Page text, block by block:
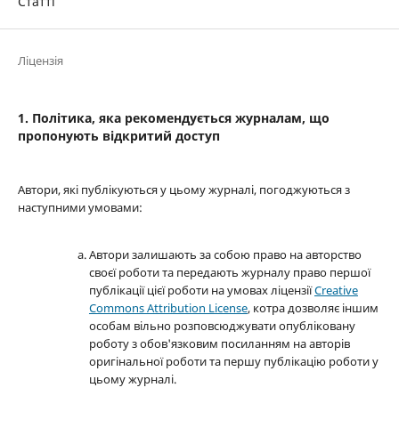
Ліцензія
1. Політика, яка рекомендується журналам, що
пропонують відкритий доступ
Автори, які публікуються у цьому журналі, погоджуються з
наступними умовами:
Автори залишають за собою право на авторство
своєї роботи та передають журналу право першої
публікації цієї роботи на умовах ліцензіїCreative
Commons Attribution License, котра дозволяє іншим
особам вільно розповсюджувати опубліковану
роботу з обов'язковим посиланням на авторів
оригінальної роботи та першу публікацію роботи у
цьому журналі.